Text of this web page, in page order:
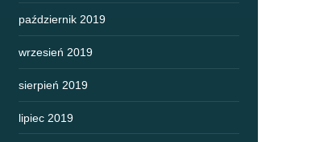
październik 2019
wrzesień 2019
sierpień 2019
lipiec 2019